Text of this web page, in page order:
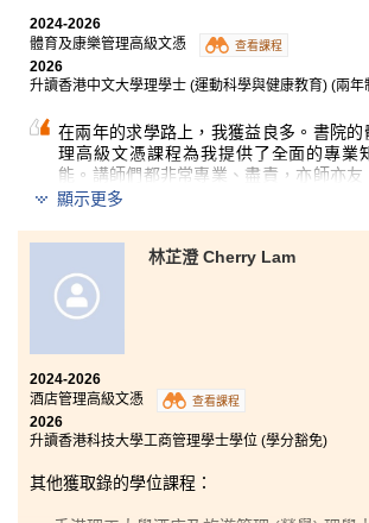
我亦很感謝每位講師的指導和支援，他們
的學術文獻講解課堂內容，使我獲益良多。
除此之外，我更要感謝書院學生發展資源中
的輔導員。他們透過心理輔導服務及舉辦
等方式，表達對同學的關懷，大大紓緩
積的學業壓力。
最後，我想鼓勵各位同學：學海無涯。即
文憑試中未能取得理想成績，或像我一樣
校園進修，只要願意努力，終會得到回
切。
2024-2026
體育及康樂管理高級文憑
查看課程
2026
升讀香港中文大學理學士 (運動科學與健康教育) (兩年
在兩年的求學路上，我獲益良多。書院
理高級文憑課程為我提供了全面的專業
能。講師們都非常專業、盡責，亦師亦
佩。
我十分感恩能在書院度過這段學習時光
知識有所增長，亦令我在心態上更趨成熟
大學作好準備。很慶幸自己曾在書院就讀
一個改變人生的機會。我亦感謝自己一
棄，令我更加堅信「有志者，事竟成」。
師，在求學路上一直給予我悉心的教導與支
顯示更多
林芷澄 Cherry Lam
2024-2026
酒店管理高級文憑
查看課程
2026
升讀香港科技大學工商管理學士學位 (學分豁免)
其他獲取錄的學位課程：